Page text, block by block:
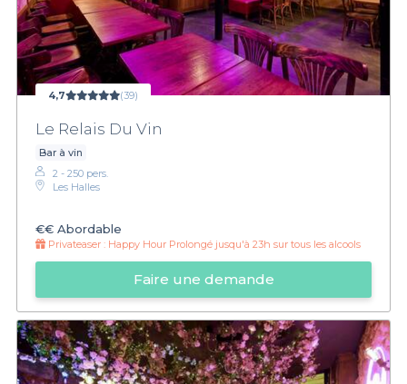
4,7 (39)
Le Relais Du Vin
Bar à vin
2 - 250 pers.
Les Halles
€€ Abordable
Privateaser : Happy Hour Prolongé jusqu'à 23h sur tous les alcools
Faire une demande